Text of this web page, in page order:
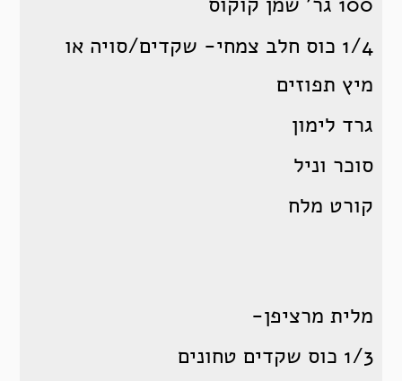
1/4 כוס חלב צמחי- שקדים/סויה או
מיץ תפוזים
גרד לימון
סוכר וניל
קורט מלח
מלית מרציפן-
1/3 כוס שקדים טחונים